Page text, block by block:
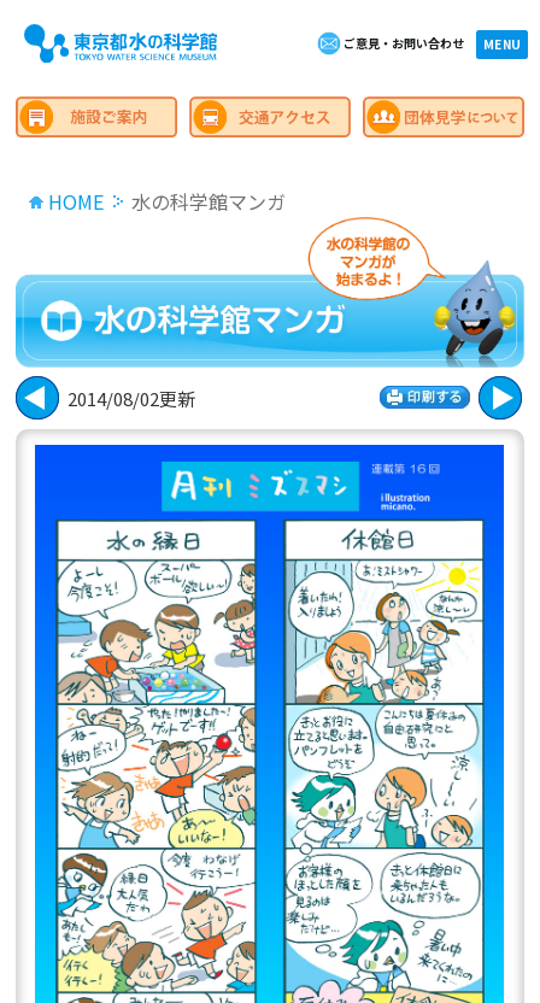
ご意見・お問い合わせ MENU
×close
HOME 水の科学館マンガ
2014/08/02更新